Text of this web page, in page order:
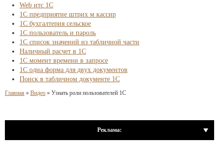
Web итс 1С
1С предприятие штрих м кассир
1С бухгалтерия сельское
1С пользователь и пароль
1С список значений из табличной части
Наличный расчет в 1С
1С момент времени в запросе
1С одна форма для двух документов
Поиск в табличном документе 1С
Главная » Видео » Узнать роли пользователей 1С
Реклама: